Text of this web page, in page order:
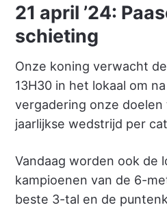
21 april ’24:
schieting
Onze koning verwacht
13H30 in het lokaal om
vergadering onze
jaarlijkse wedstrijd per
Vandaag worden ook de
kampioenen van de 6-
beste 3-tal en de